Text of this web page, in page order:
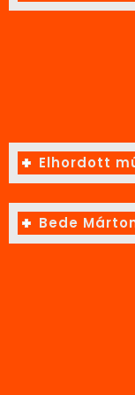
Elhordott
Bede